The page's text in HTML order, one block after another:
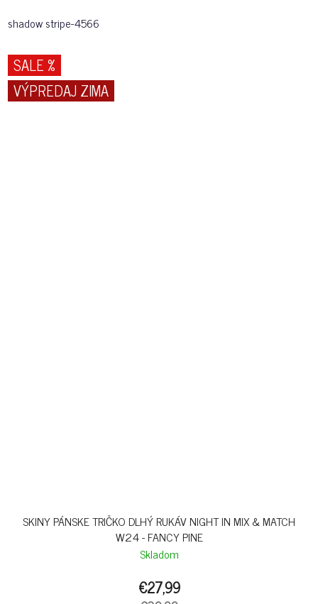
shadow stripe-4566
SALE %
VÝPREDAJ ZIMA
SKINY PÁNSKE TRIČKO DLHÝ RUKÁV NIGHT IN MIX & MATCH
W24 - FANCY PINE
Skladom
€27,99